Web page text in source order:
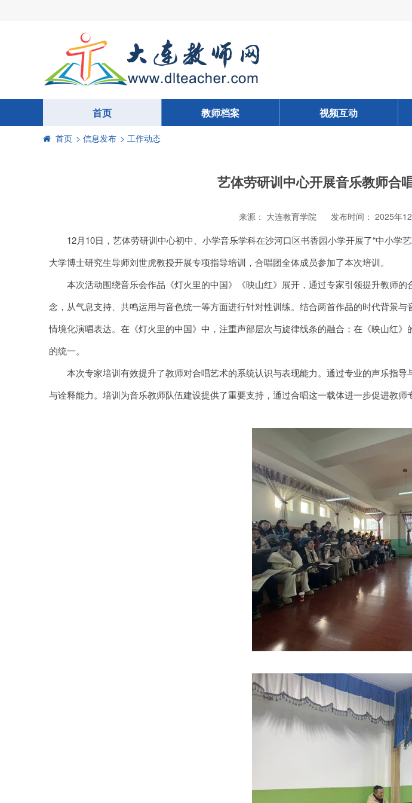
首页 教师档案 视频互动
首页 > 信息发布 > 工作动态
艺体劳研训中心开展音乐教师合
来源： 大连教育学院 发布时间： 2025年
12月10日，艺体劳研训中心初中、小学音乐学科在沙河口区书香园小学开展了“中小学
大学博士研究生导师刘世虎教授开展专项指导培训，合唱团全体成员参加了本次培训。
本次活动围绕音乐会作品《灯火里的中国》《映山红》展开，通过专家引领提升教师的
念，从气息支持、共鸣运用与音色统一等方面进行针对性训练。结合两首作品的时代背景
情境化演唱表达。在《灯火里的中国》中，注重声部层次与旋律线条的融合；在《映山红
的统一。
本次专家培训有效提升了教师对合唱艺术的系统认识与表现能力。通过专业的声乐指导
与诠释能力。培训为音乐教师队伍建设提供了重要支持，通过合唱这一载体进一步促进教